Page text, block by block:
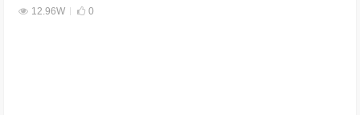
12.96W
0